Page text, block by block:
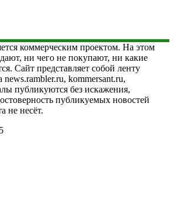
коммерческим проектом. На этом
ни чего не покупают, ни какие
Сайт представляет собой ленту
news.rambler.ru, kommersant.ru,
публикуются без искажения,
публикуемых новостей
не несёт.